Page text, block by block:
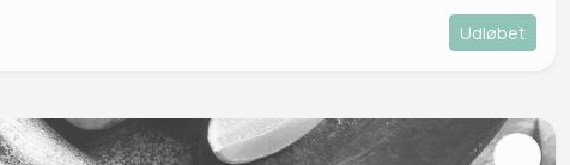
Udløbet